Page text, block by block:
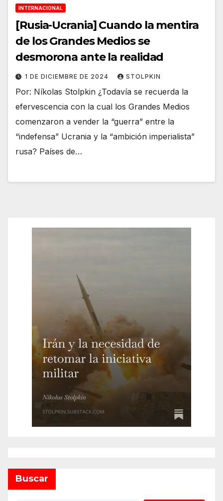
INTERNACIONAL
[Rusia-Ucrania] Cuando la mentira
de los Grandes Medios se
desmorona ante la realidad
1 DE DICIEMBRE DE 2024 STOLPKIN
Por: Níkolas Stolpkin ¿Todavía se recuerda la
efervescencia con la cual los Grandes Medios
comenzaron a vender la “guerra” entre la
“indefensa” Ucrania y la “ambición imperialista”
rusa? Países de…
Buscar